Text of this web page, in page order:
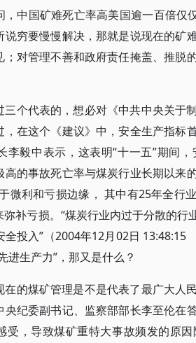
，中国矿难死亡率高美国逾一百倍仅
说穷要慢慢解决，那就是说现在的矿
；对管理不善和政府责任掩盖、推脱
三个代表的，想必对《中共中央关于
，在这个《建议》中，安全生产指标
李毅中表示，这表明“十一五”期间
高的事故死亡率与煤炭行业长期以来
微利和亏损边缘， 其中有25年全行
补亏损。“煤炭行业内过于分散的
全投入”（2004年12月02日
进生产力”，那又是什么？
在的煤矿管理是不是代表了最广大人
央纪委副书记、监察部部长李至伦在
受，导致煤矿重特大事故频发的原